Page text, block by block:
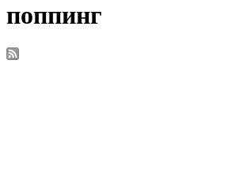
поппинг